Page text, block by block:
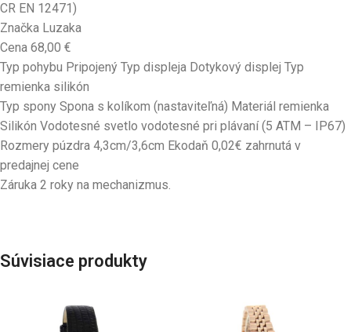
CR EN 12471)
Značka Luzaka
Cena 68,00 €
Typ pohybu Pripojený Typ displeja Dotykový displej Typ
remienka silikón
Typ spony Spona s kolíkom (nastaviteľná) Materiál remienka
Silikón Vodotesné svetlo vodotesné pri plávaní (5 ATM – IP67)
Rozmery púzdra 4,3cm/3,6cm Ekodaň 0,02€ zahrnutá v
predajnej cene
Záruka 2 roky na mechanizmus.
Súvisiace produkty